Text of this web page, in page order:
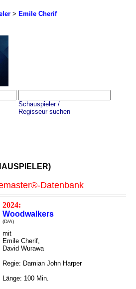
> Emile Cherif
Schauspieler /
Regisseur suchen
Datenbank
2024:
Woodwalkers
(D/A)
mit
Emile Cherif,
David Wurawa
Regie: Damian John Harper
Länge: 100 Min.